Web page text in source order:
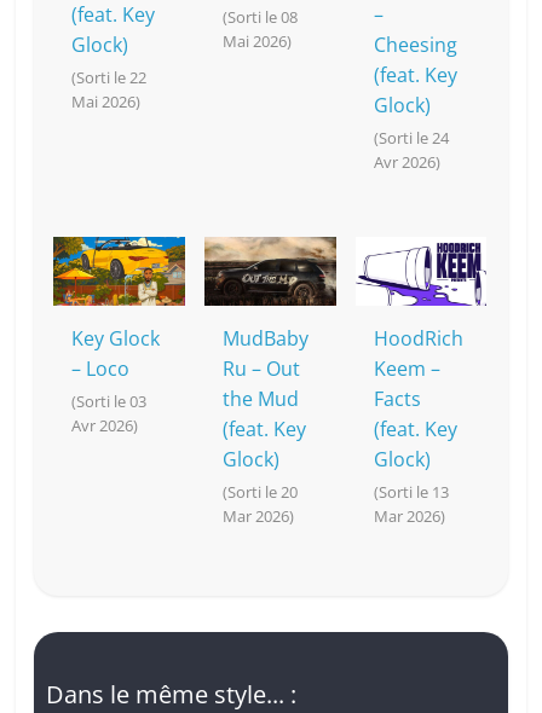
(feat. Key
Glock)
(Sorti le 22
Mai 2026)
(Sorti le 08
Mai 2026)
–
Cheesing
(feat. Key
Glock)
(Sorti le 24
Avr 2026)
Key Glock
– Loco
(Sorti le 03
Avr 2026)
MudBaby
Ru – Out
the Mud
(feat. Key
Glock)
(Sorti le 20
Mar 2026)
HoodRich
Keem –
Facts
(feat. Key
Glock)
(Sorti le 13
Mar 2026)
Dans le même style... :